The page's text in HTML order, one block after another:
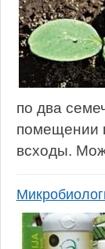
по два
помещении
всходы.